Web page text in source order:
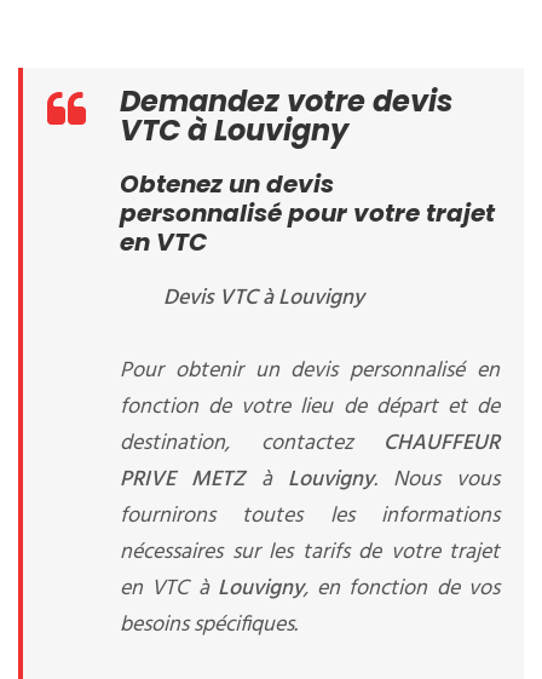
Demandez votre devis
VTC à Louvigny
Obtenez un devis
personnalisé pour votre trajet
en VTC
Devis VTC à Louvigny
Pour obtenir un devis personnalisé en
fonction de votre lieu de départ et de
destination, contactez CHAUFFEUR
PRIVE METZ à Louvigny. Nous vous
fournirons toutes les informations
nécessaires sur les tarifs de votre trajet
en VTC à Louvigny, en fonction de vos
besoins spécifiques.